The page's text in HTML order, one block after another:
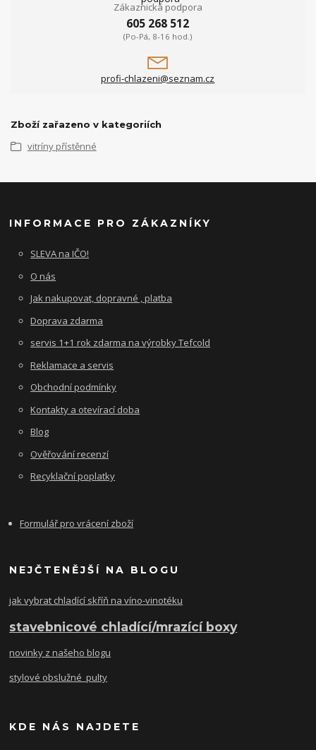
Zákaznická podpora
605 268 512
(Po-Pá, 8-16 hod.)
profi-chlazeni@seznam.cz
Zboží zařazeno v kategoriích
vitríny přístěnné
INFORMACE PRO ZÁKAZNÍKY
SLEVA na IČO!
O nás
Jak nakupovat, dopravné , platba
Doprava zdarma
servis 1+1 rok zdarma na výrobky Tefcold
Reklamace a servis
Obchodní podmínky
Kontakty a otevírací doba
Blog
Ověřování recenzí
Recyklační poplatky
Formulář pro vrácení zboží
NEJČTENĚJŠÍ NA BLOGU
jak vybrat chladící skříň na víno-vinotéku
stavebnicové chladící/mrazící boxy
novinky z našeho blogu
stylové obslužné pulty
KDE NÁS NAJDETE